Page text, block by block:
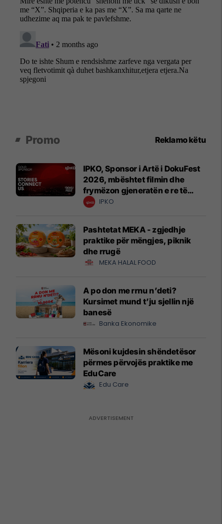
Promo Reklamo këtu
IPKO, Sponsor i Artë i DokuFest
2026, mbështet filmin dhe
frymëzon gjeneratën e re të
krijuesve
IPKO
Pashtetat MEKA - zgjedhje
praktike për mëngjes, piknik
dhe rrugë
MEKA HALAL FOOD
A po don me rrnu n’deti?
Kursimet mund t’ju sjellin një
banesë
Banka Ekonomike
Mësoni kujdesin shëndetësor
përmes përvojës praktike me
EduCare
Edu Care